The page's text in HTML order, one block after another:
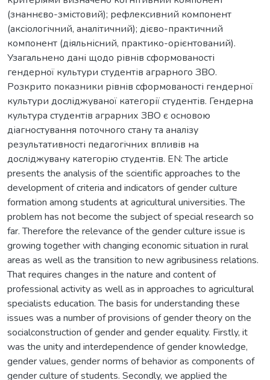
(знаннєво-змістовий); рефлексивний компонент
(аксіологічний, аналітичний); дієво-практичний
компонент (діяльнісний, практико-орієнтований).
Узагальнено дані щодо рівнів сформованості
гендерної культури студентів аграрного ЗВО.
Розкрито показники рівнів сформованості гендерної
культури досліджуваної категорії студентів. Гендерна
культура студентів аграрних ЗВО є основою
діагностування поточного стану та аналізу
результативності педагогічних впливів на
досліджувану категорію студентів. EN: The article
presents the analysis of the scientific approaches to the
development of criteria and indicators of gender culture
formation among students at agricultural universities. The
problem has not become the subject of special research so
far. Therefore the relevance of the gender culture issue is
growing together with changing economic situation in rural
areas as well as the transition to new agribusiness relations.
That requires changes in the nature and content of
professional activity as well as in approaches to agricultural
specialists education. The basis for understanding these
issues was a number of provisions of gender theory on the
socialconstruction of gender and gender equality. Firstly, it
was the unity and interdependence of gender knowledge,
gender values, gender norms of behavior as components of
gender culture of students. Secondly, we applied the